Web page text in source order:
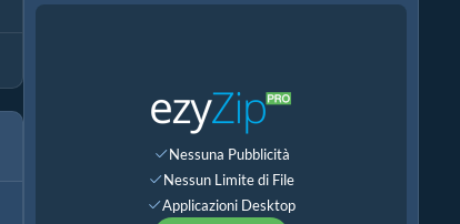
Nessuna Pubblicità
Nessun Limite di File
Applicazioni Desktop